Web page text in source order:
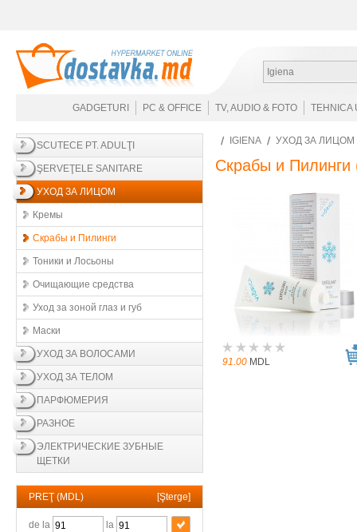
Igiena
GADGETURI PC & OFFICE TV, AUDIO & FOTO TEHNICA
SCUTECE PT. ADULŢI
ŞERVEŢELE SANITARE
УХОД ЗА ЛИЦОМ
Кремы
Скрабы и Пилинги
Тоники и Лосьоны
Очищающие средства
Уход за зоной глаз и губ
Маски
УХОД ЗА ВОЛОСАМИ
УХОД ЗА ТЕЛОМ
ПАРФЮМЕРИЯ
РАЗНОЕ
ЭЛЕКТРИЧЕСКИЕ ЗУБНЫЕ
ЩЕТКИ
PREŢ (MDL) [Şterge]
de la la
IGIENA УХОД ЗА ЛИЦОМ
Скрабы и Пилинги
91.00 MDL